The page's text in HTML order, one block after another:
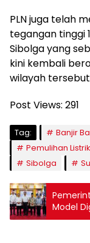
PLN juga telah
tegangan tinggi
Sibolga yang
kini kembali
wilayah
Post Views: 291
Tag: Banjir
Pemulihan Listrik
Sibolga
Model